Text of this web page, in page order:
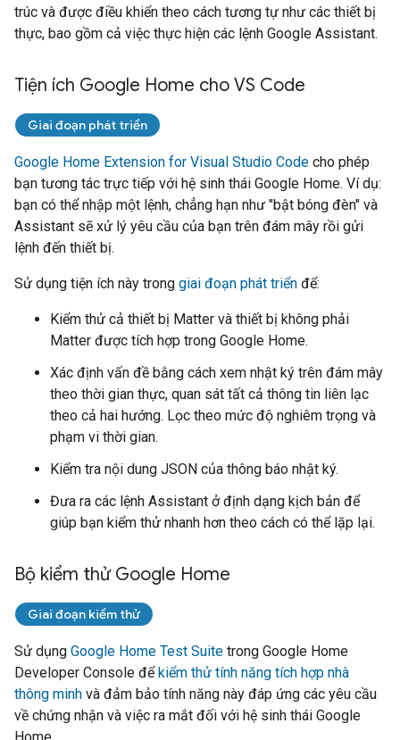
trúc và được điều khiển theo cách tương tự như các thiết bị
thực, bao gồm cả việc thực hiện các lệnh Google Assistant.
Tiện ích Google Home cho VS Code
Giai đoạn phát triển
Google Home Extension for Visual Studio Code cho phép
bạn tương tác trực tiếp với hệ sinh thái Google Home. Ví dụ:
bạn có thể nhập một lệnh, chẳng hạn như "bật bóng đèn" và
Assistant sẽ xử lý yêu cầu của bạn trên đám mây rồi gửi
lệnh đến thiết bị.
Sử dụng tiện ích này trong giai đoạn phát triển để:
Kiểm thử cả thiết bị Matter và thiết bị không phải
Matter được tích hợp trong Google Home.
Xác định vấn đề bằng cách xem nhật ký trên đám mây
theo thời gian thực, quan sát tất cả thông tin liên lạc
theo cả hai hướng. Lọc theo mức độ nghiêm trọng và
phạm vi thời gian.
Kiểm tra nội dung JSON của thông báo nhật ký.
Đưa ra các lệnh Assistant ở định dạng kịch bản để
giúp bạn kiểm thử nhanh hơn theo cách có thể lặp lại.
Bộ kiểm thử Google Home
Giai đoạn kiểm thử
Sử dụng Google Home Test Suite trong Google Home
Developer Console đểkiểm thử tính năng tích hợp nhà
thông minh và đảm bảo tính năng này đáp ứng các yêu cầu
về chứng nhận và việc ra mắt đối với hệ sinh thái Google